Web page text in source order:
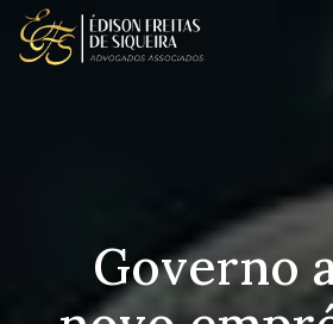
Governo